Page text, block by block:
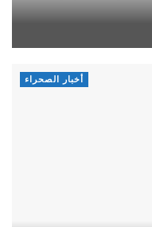
أخبار الصحراء